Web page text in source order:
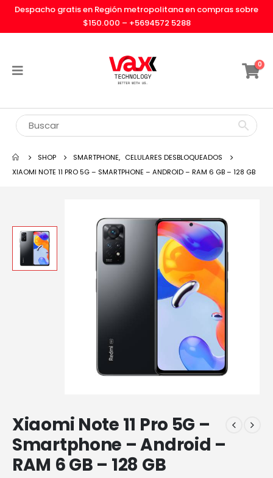
Despacho gratis en Región metropolitana en compras sobre
$150.000 – +5694572 5288
0
SHOP SMARTPHONE, CELULARES DESBLOQUEADOS
XIAOMI NOTE 11 PRO 5G – SMARTPHONE – ANDROID – RAM 6 GB – 128 GB
Xiaomi Note 11 Pro 5G –
Smartphone – Android –
RAM 6 GB – 128 GB